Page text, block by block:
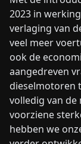
2023 in
verlaging van
veel meer
ook de
aangedreven
dieselmotoren
volledig van de
voorziene
hebben we